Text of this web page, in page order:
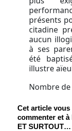
présents
citadine
aucun
à ses
été
illustre
Nombre de
Cet article vous
commenter et
ET SURTOUT…